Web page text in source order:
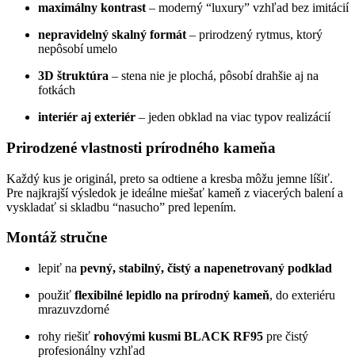
maximálny kontrast – moderný “luxury” vzhľad bez imitácií
nepravidelný skalný formát – prirodzený rytmus, ktorý
nepôsobí umelo
3D štruktúra – stena nie je plochá, pôsobí drahšie aj na
fotkách
interiér aj exteriér – jeden obklad na viac typov realizácií
Prirodzené vlastnosti prírodného kameňa
Každý kus je originál, preto sa odtiene a kresba môžu jemne líšiť.
Pre najkrajší výsledok je ideálne miešať kameň z viacerých balení a
vyskladať si skladbu “nasucho” pred lepením.
Montáž stručne
lepiť na pevný, stabilný, čistý a napenetrovaný podklad
použiť flexibilné lepidlo na prírodný kameň, do exteriéru
mrazuvzdorné
rohy riešiť rohovými kusmi BLACK RF95 pre čistý
profesionálny vzhľad